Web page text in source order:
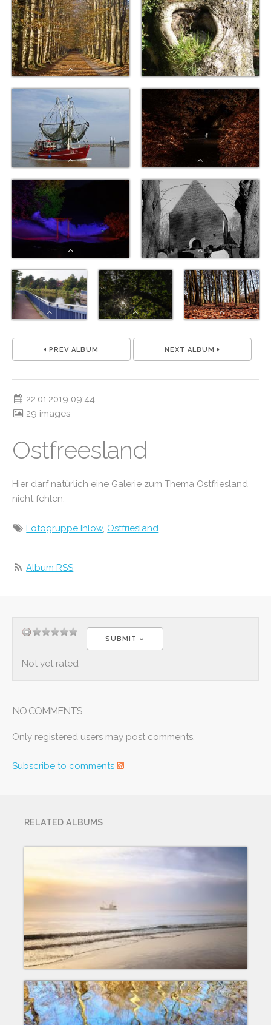
PREV ALBUM NEXT ALBUM
22.01.2019 09:44
29 images
Ostfreesland
Hier darf natürlich eine Galerie zum Thema Ostfriesland
nicht fehlen.
Fotogruppe Ihlow, Ostfriesland
Album RSS
Not yet rated
NO COMMENTS
Only registered users may post comments.
Subscribe to comments
RELATED ALBUMS